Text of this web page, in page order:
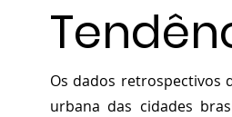
Os dados retrospectivos
urbana das cidades